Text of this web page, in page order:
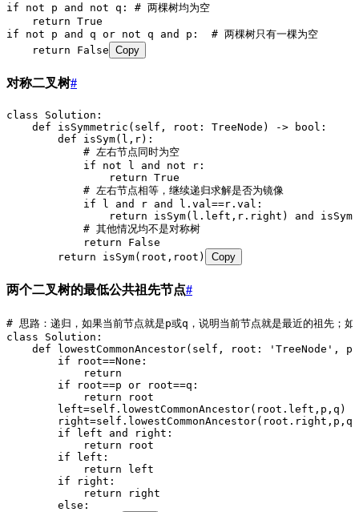
if not p and not q: # 两棵树均为空
    return True
if not p and q or not q and p:  # 两棵树只有一棵为空
    return False
Copy
对称二叉树#
class Solution:
    def isSymmetric(self, root: TreeNode) -> bool:
        def isSym(l,r):
            # 左右节点同时为空
            if not l and not r:
                return True
            # 左右节点相等，继续递归求解是否为镜像
            if l and r and l.val==r.val:
return isSym(l.left,r.right) and
            # 其他情况均不是对称树
            return False
        return isSym(root,root)
Copy
两个二叉树的最低公共祖先节点#
# 思路：递归，如果当前节点就是p或q，说明当前节点就是最近的祖先；
class Solution:
def lowestCommonAncestor(self, root: 'TreeNode',
        if root==None:
            return
        if root==p or root==q:
            return root
        left=self.lowestCommonAncestor(root.left,p,q)
        right=self.lowestCommonAncestor(root.right,p,q)
        if left and right:
            return root
        if left:
            return left
        if right:
            return right
        else: